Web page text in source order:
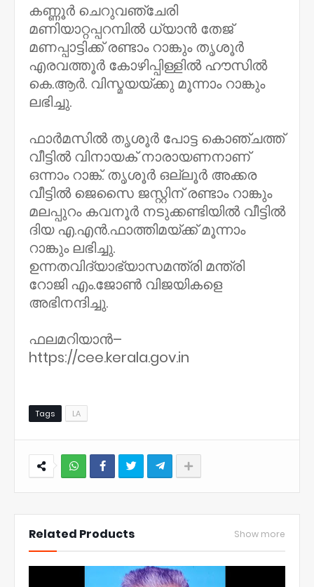
കണ്ണൂർ ചെറുവഞ്ചേരി
മണിയാറ്റപ്പറമ്പിൽ ധ്യാൻ തേജ്
മണപ്പാട്ടിക്ക് രണ്ടാം റാങ്കും തൃശൂർ
എരവത്തൂർ കോഴിപ്പിള്ളിൽ ഹൗസിൽ
കെ.ആർ. വിസ്മയയ്ക്കു മൂന്നാം റാങ്കും
ലഭിച്ചു.
ഫാര്‍മസിൽ തൃശൂർ പോട്ട കൊഞ്ചത്ത്
വീട്ടിൽ വിനായക് നാരായണനാണ്
ഒന്നാം റാങ്ക്. തൃശൂർ ഒല്ലൂർ അക്കര
വീട്ടിൽ ജെസൈ ജസ്റ്റിന് രണ്ടാം റാങ്കും
മലപ്പുറം കവനൂർ നടുക്കണ്ടിയിൽ വീട്ടിൽ
ദിയ എ.എൻ.ഫാത്തിമയ്ക്ക് മൂന്നാം
റാങ്കും ലഭിച്ചു.
ഉന്നതവിദ്യാഭ്യാസമന്ത്രി മന്ത്രി
റോജി എം.ജോൺ വിജയികളെ
അഭിനന്ദിച്ചു.
ഫലമറിയാൻ–
https://cee.kerala.gov.in
Tags LA
Related Products Show more